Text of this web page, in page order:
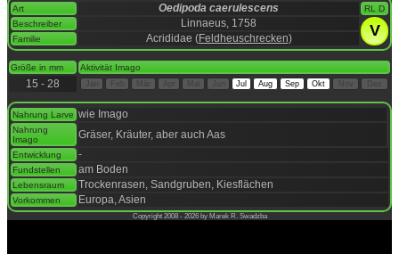
Art Oedipoda caerulescens
RL D
Beschreiber
Linnaeus, 1758 V
Familie Acrididae (Feldheuschrecken)
Größe in mm Aktivität Imago
15 - 28 Jul Aug Sep Okt Dez
Nahrung Larve wie Imago
Nahrung
Imago
Gräser, Kräuter, aber auch Aas
Entwicklung -
Fundstellen am Boden
Lebensraum Trockenrasen, Sandgruben, Kiesflächen
Vorkommen Europa, Asien
Copyright 2008 - 2026 by Marek R. Swadzba